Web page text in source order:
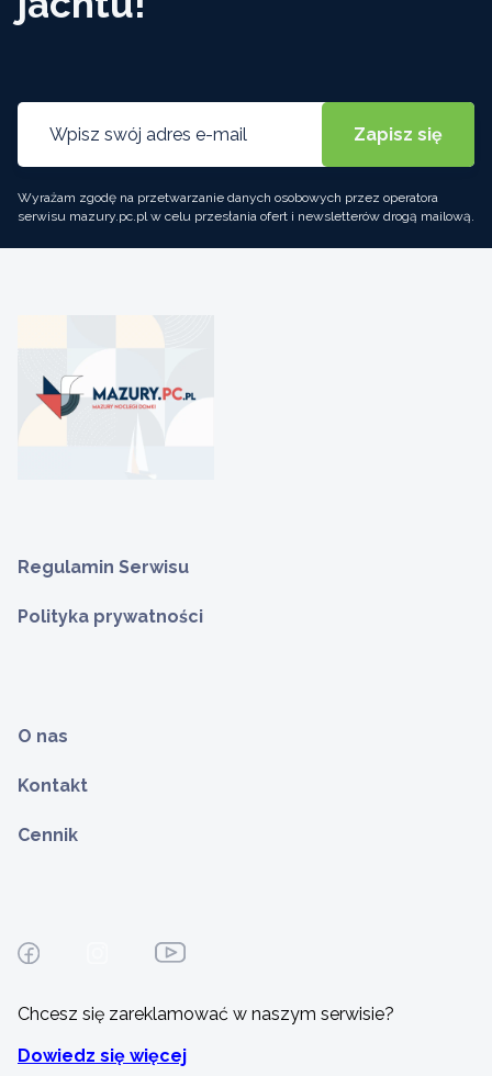
Wyrażam zgodę na przetwarzanie danych osobowych przez operatora
serwisu mazury.pc.pl w celu przesłania ofert i newsletterów drogą mailową.
Regulamin Serwisu
Polityka prywatności
O nas
Kontakt
Cennik
Chcesz się zareklamować w naszym serwisie?
Dowiedz się więcej